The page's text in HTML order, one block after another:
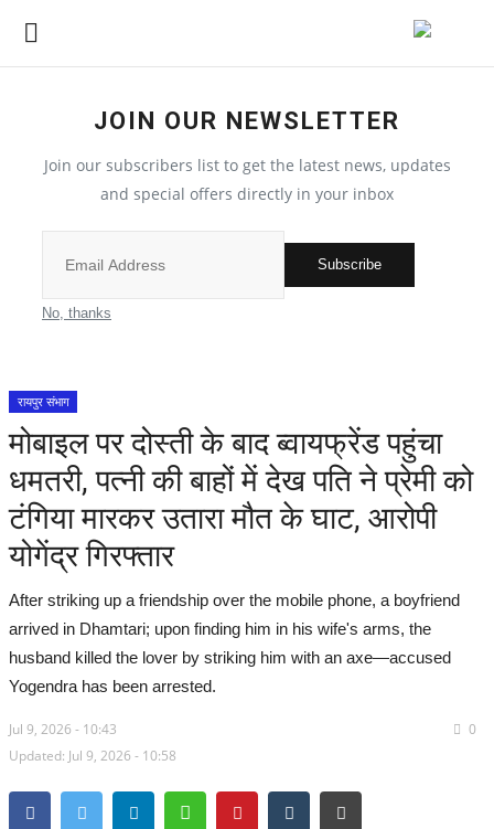
मुख्य समाचार
छत्तीसगढ़
All
सरगुजा संभाग
बिलासपुर संभाग
रायपुर संभाग
बस्तर संभाग
राष्ट्रीय
JOIN OUR NEWSLETTER
Join our subscribers list to get the latest news, updates
and special offers directly in your inbox
Subscribe
No, thanks
रायपुर संभाग
मोबाइल पर दोस्ती के बाद ब्वायफ्रेंड पहुंचा
धमतरी, पत्नी की बाहों में देख पति ने प्रेमी को
टंगिया मारकर उतारा मौत के घाट, आरोपी
योगेंद्र गिरफ्तार
After striking up a friendship over the mobile phone, a boyfriend
arrived in Dhamtari; upon finding him in his wife's arms, the
husband killed the lover by striking him with an axe—accused
Yogendra has been arrested.
Jul 9, 2026 - 10:43
Updated: Jul 9, 2026 - 10:58
0